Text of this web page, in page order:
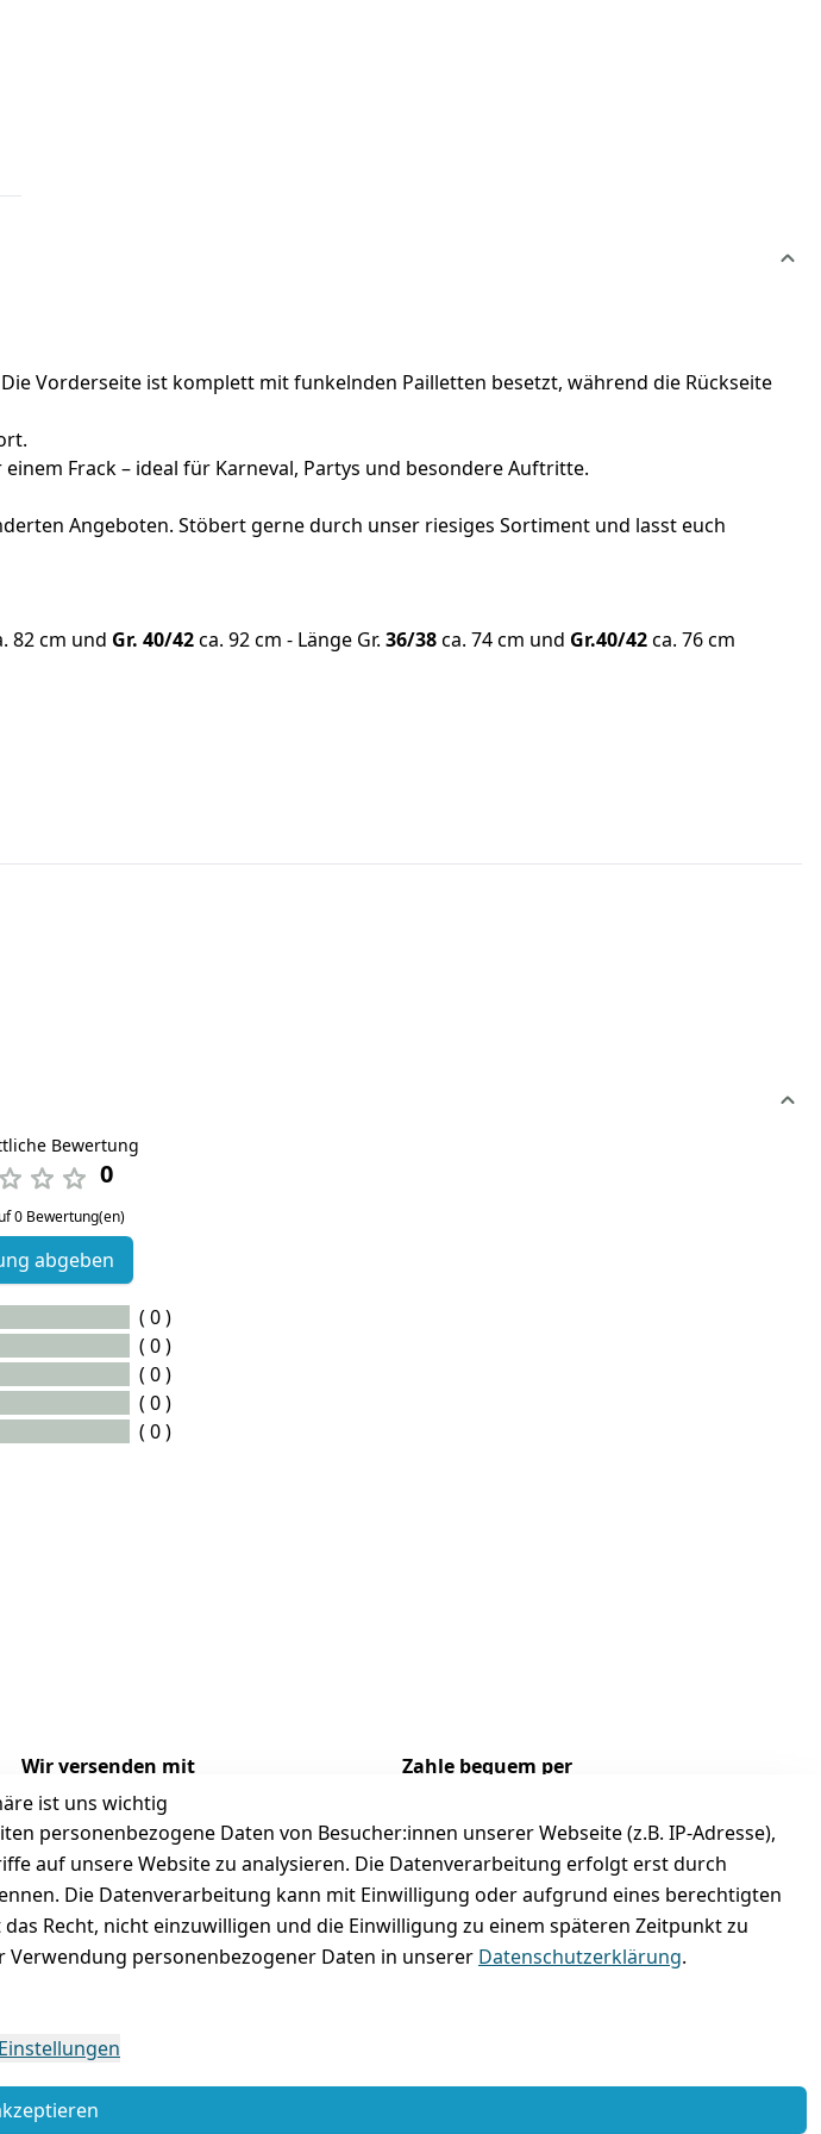
Vorderseite ist komplett mit funkelnden Pailletten besetzt, während die Rückseite
Frack – ideal für Karneval, Partys und besondere Auftritte.
Angeboten. Stöbert gerne durch unser riesiges Sortiment und lasst euch
82 cm und Gr. 40/42ca. 92 cm - Länge Gr. 36/38ca. 74 cm und Gr.40/42ca. 76 cm
Bewertung
0
0 Bewertung(en)
abgeben
( 0 )
( 0 )
( 0 )
( 0 )
( 0 )
ist uns wichtig
personenbezogene Daten von Besucher:innen unserer Webseite (z.B. IP-Adresse),
auf unsere Website zu analysieren. Die Datenverarbeitung erfolgt erst durch
Die Datenverarbeitung kann mit Einwilligung oder aufgrund eines berechtigten
Recht, nicht einzuwilligen und die Einwilligung zu einem späteren Zeitpunkt zu
Verwendung personenbezogener Daten in unserer Datenschutzerklärung.
Wir versenden mit
Folgt uns gern auf
Zahle bequem per